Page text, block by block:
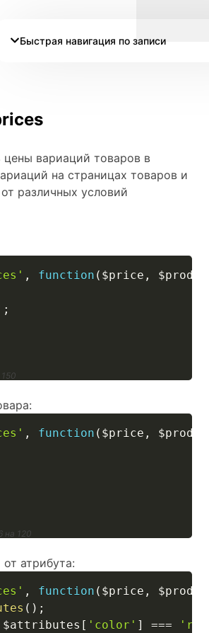
Быстрая навигация по записи
цены вариаций товаров в
на страницах товаров и
различных условий
, function ( $price , $product
;
, function ( $price , $product
на 120
атрибута:
, function ( $price , $product
( ) ;
$attributes [ 'color' ] === 'red'